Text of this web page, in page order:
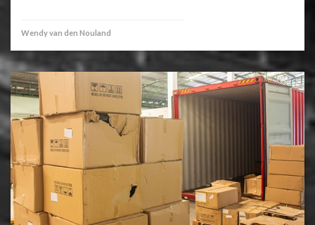
Wendy van den Nouland